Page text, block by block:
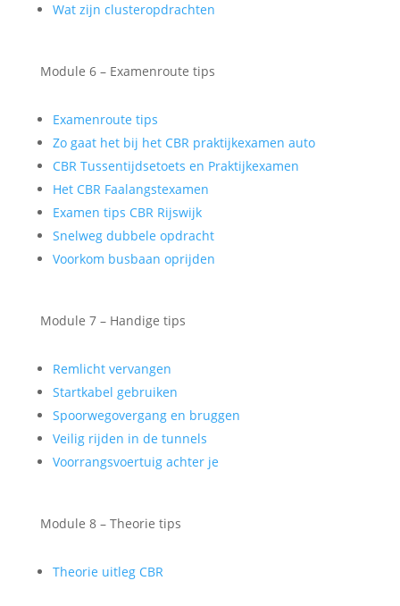
Wat zijn clusteropdrachten
Module 6 – Examenroute tips
Examenroute tips
Zo gaat het bij het CBR praktijkexamen auto
CBR Tussentijdsetoets en Praktijkexamen
Het CBR Faalangstexamen
Examen tips CBR Rijswijk
Snelweg dubbele opdracht
Voorkom busbaan oprijden
Module 7 – Handige tips
Remlicht vervangen
Startkabel gebruiken
Spoorwegovergang en bruggen
Veilig rijden in de tunnels
Voorrangsvoertuig achter je
Module 8 – Theorie tips
Theorie uitleg CBR